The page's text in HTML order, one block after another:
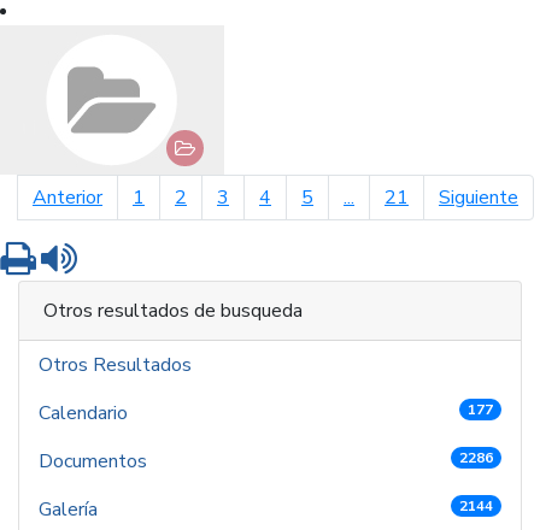
Anteriorpágina anterior
1 2 3 4 5 ... 21 Siguiente
Imprimir
Otros resultados de busqueda
Otros Resultados
Calendario
177
Documentos 2286
Galería 2144